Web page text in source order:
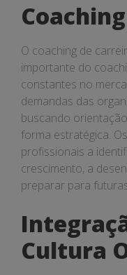
O coaching de
importante do
constantes no
demandas das
buscando
forma estratégica.
profissionais a
crescimento, a
preparar para
Cultura